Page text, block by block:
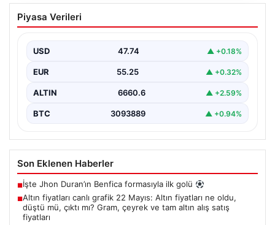
Altın fiyatları canlı grafik 22 Mayıs: Altın
fiyatları ne oldu, düştü mü, çıktı mı?
fiyatları
Piyasa Verileri
USD 47.74 ▲ +0.18%
EUR 55.25 ▲ +0.32%
ALTIN 6660.6 ▲ +2.59%
BTC 3093889 ▲ +0.94%
Son Eklenen Haberler
■İşte Jhon Duran’ın Benfica formasıyla ilk golü
■Altın fiyatları canlı grafik 22 Mayıs: Altın fiyatları ne oldu,
düştü mü, çıktı mı? Gram, çeyrek ve tam altın alış satış
fiyatları